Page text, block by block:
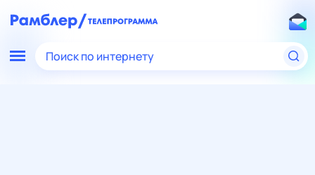
Поиск по интернету